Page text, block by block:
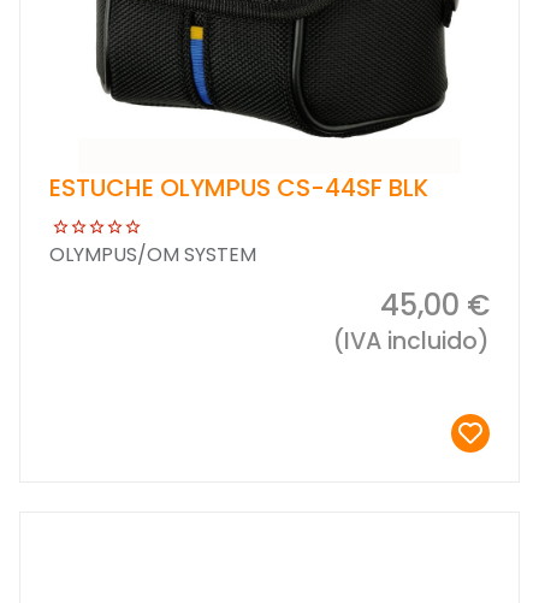
ESTUCHE OLYMPUS CS-44SF BLK
OLYMPUS/OM SYSTEM
45,00 €
(IVA incluido)